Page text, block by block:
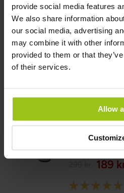
provide social media features
We also share information
our social media, advertising
may combine it with other
provided to them or that
of their services.
Allow
Vitamin C
399
499 kr
Rating:
189
Rating: